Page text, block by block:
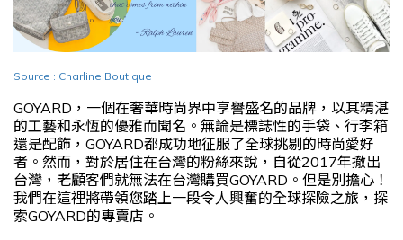
Source : Charline Boutique
GOYARD，一個在奢華時尚界中享譽盛名的品牌，以其精湛
的工藝和永恆的優雅而聞名。無論是標誌性的手袋、行李箱
還是配飾，GOYARD都成功地征服了全球挑剔的時尚愛好
者。然而，對於居住在台灣的粉絲來說，自從2017年撤出
台灣，老顧客們就無法在台灣購買GOYARD。但是別擔心！
我們在這裡將帶領您踏上一段令人興奮的全球探險之旅，探
索GOYARD的專賣店。